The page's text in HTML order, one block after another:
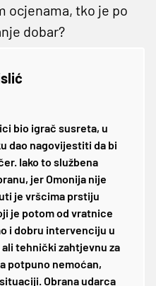
ocjenama, tko je po
dobar?
bio igrač susreta, u
dao nagovijestiti da bi
Iako to službena
jer Omonija nije
je vršcima prstiju
je potom od vratnice
i dobru intervenciju u
tehnički zahtjevnu za
potpuno nemoćan,
Obrana udarca